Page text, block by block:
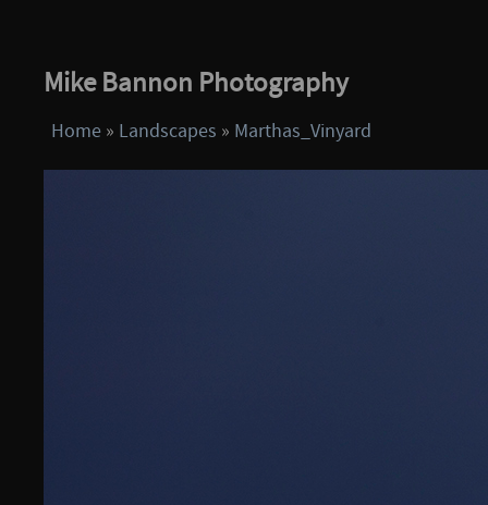
Mike Bannon Photography
Home » Landscapes » Marthas_Vinyard